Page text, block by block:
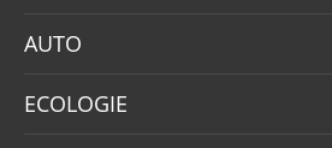
AUTO
ECOLOGIE